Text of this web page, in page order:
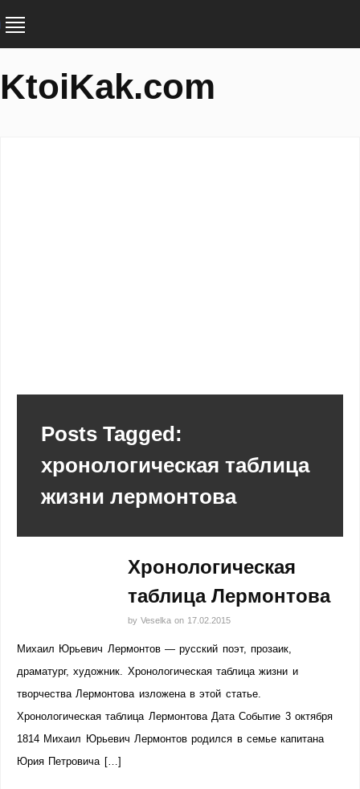
KtoiKak.com
Posts Tagged:
хронологическая таблица
жизни лермонтова
Хронологическая
таблица Лермонтова
by Veselka on 17.02.2015
Михаил Юрьевич Лермонтов — русский поэт, прозаик,
драматург, художник. Хронологическая таблица жизни и
творчества Лермонтова изложена в этой статье.
Хронологическая таблица Лермонтова Дата Событие 3 октября
1814 Михаил Юрьевич Лермонтов родился в семье капитана
Юрия Петровича […]